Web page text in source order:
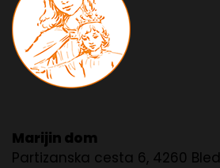
Marijin dom
Partizanska cesta 6, 4260 Bled